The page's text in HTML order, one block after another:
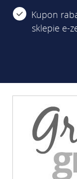
Kupon
sklepie e-